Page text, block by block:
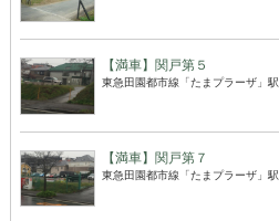
【満車】関戸第５
東急田園都市線「たまプラーザ」駅
【満車】関戸第７
東急田園都市線「たまプラーザ」駅